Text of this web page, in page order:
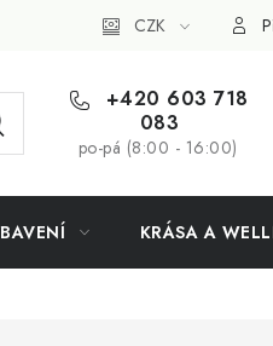
Slevový systém Vše o
CZK
+420 603 718
083
po-pá (8:00 - 16:00)
KRÁSA A